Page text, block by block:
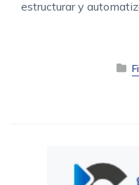
estructurar y